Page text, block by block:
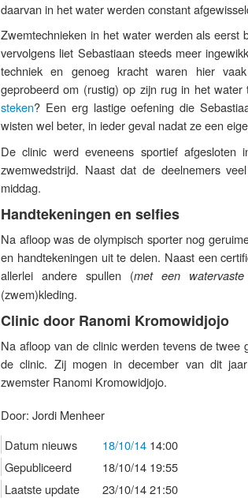
daarvan in het water werden constant
Zwemtechnieken in het water werden als
vervolgens liet Sebastiaan steeds meer
techniek en genoeg kracht waren hier
geprobeerd om (rustig) op zijn rug in het
steken? Een erg lastige oefening die
wisten wel beter, in ieder geval nadat ze een
De clinic werd eveneens sportief
zwemwedstrijd. Naast dat de deelnemers
middag.
Handtekeningen en selfies
Na afloop was de olympisch sporter nog
en handtekeningen uit te delen. Naast een
allerlei andere spullen (met een
(zwem)kleding.
Clinic door Ranomi Kromowidjojo
Na afloop van de clinic werden tevens de twee
de clinic. Zij mogen in december van dit
zwemster Ranomi Kromowidjojo.
Door: Jordi Menheer
Datum nieuws
18/10/14 14:00
Gepubliceerd
18/10/14 19:55
Laatste update
23/10/14 21:50